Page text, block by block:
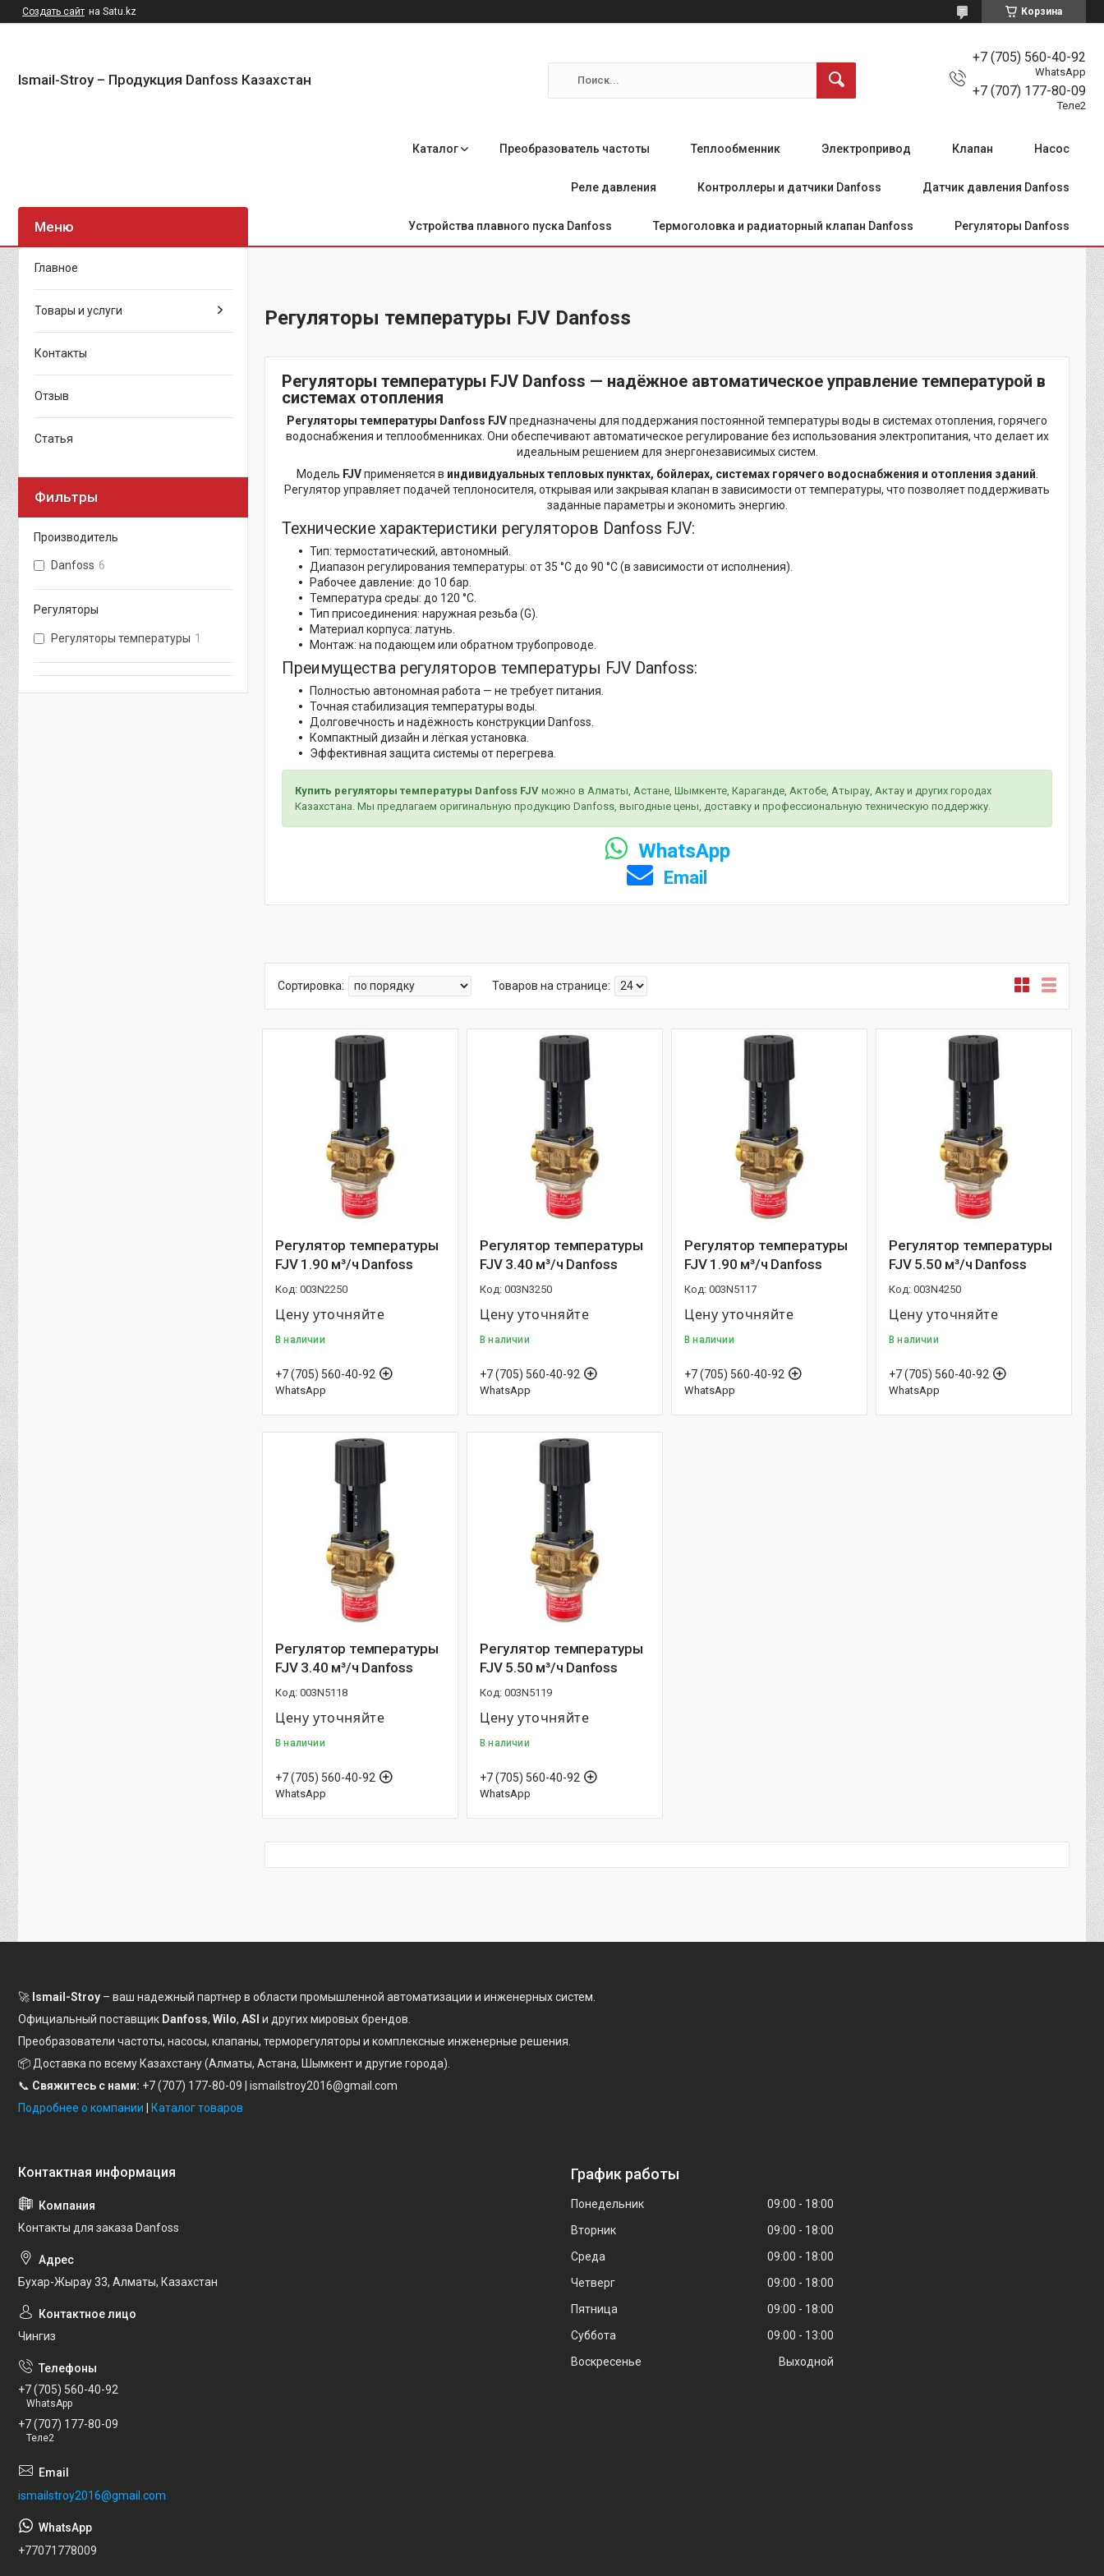
Создать сайт на Satu.kz Корзина
Ismail-Stroy – Продукция Danfoss Казахстан
+7 (705) 560-40-92
WhatsApp
+7 (707) 177-80-09
Теле2
Каталог Преобразователь частоты Теплообменник Электропривод Клапан Насос
Реле давления Контроллеры и датчики Danfoss Датчик давления Danfoss
Устройства плавного пуска Danfoss Термоголовка и радиаторный клапан Danfoss Регуляторы Danfoss
Регуляторы температуры FJV Danfoss
Регуляторы температуры FJV Danfoss — надёжное автоматическое управление температурой в
системах отопления
Регуляторы температуры Danfoss FJVпредназначены для поддержания постоянной температуры воды в системах отопления, горячего
водоснабжения и теплообменниках. Они обеспечивают автоматическое регулирование без использования электропитания, что делает их
идеальным решением для энергонезависимых систем.
Модель FJVприменяется в индивидуальных тепловых пунктах, бойлерах, системах горячего водоснабжения и отопления зданий
Регулятор управляет подачей теплоносителя, открывая или закрывая клапан в зависимости от температуры, что позволяет поддерживать
заданные параметры и экономить энергию.
Технические характеристики регуляторов Danfoss FJV:
Тип: термостатический, автономный.
Диапазон регулирования температуры: от 35 °C до 90 °C (в зависимости от исполнения).
Рабочее давление: до 10 бар.
Температура среды: до 120 °C.
Тип присоединения: наружная резьба (G).
Материал корпуса: латунь.
Монтаж: на подающем или обратном трубопроводе.
Преимущества регуляторов температуры FJV Danfoss:
Полностью автономная работа — не требует питания.
Точная стабилизация температуры воды.
Долговечность и надёжность конструкции Danfoss.
Компактный дизайн и лёгкая установка.
Эффективная защита системы от перегрева.
Купить регуляторы температуры Danfoss FJV можно в Алматы, Астане, Шымкенте, Караганде, Актобе, Атырау, Актау и других городах
Казахстана. Мы предлагаем оригинальную продукцию Danfoss, выгодные цены, доставку и профессиональную техническую поддержку.
WhatsApp
Email
Регулятор температуры
FJV 1.90 м³/ч Danfoss
003N2250
Цену уточняйте
В наличии
+7 (705) 560-40-92
WhatsApp
Регулятор температуры
FJV 3.40 м³/ч Danfoss
003N3250
Цену уточняйте
В наличии
+7 (705) 560-40-92
WhatsApp
Регулятор температуры
FJV 1.90 м³/ч Danfoss
003N5117
Цену уточняйте
В наличии
+7 (705) 560-40-92
WhatsApp
Регулятор температуры
FJV 5.50 м³/ч Danfoss
003N4250
Цену уточняйте
В наличии
+7 (705) 560-40-92
WhatsApp
Регулятор температуры
FJV 3.40 м³/ч Danfoss
003N5118
Цену уточняйте
В наличии
+7 (705) 560-40-92
WhatsApp
Регулятор температуры
FJV 5.50 м³/ч Danfoss
003N5119
Цену уточняйте
В наличии
+7 (705) 560-40-92
WhatsApp
Главное
Товары и услуги
Контакты
Отзыв
Статья
Фильтры
Производитель
Danfoss 6
Регуляторы
Регуляторы температуры 1
🚀 Ismail-Stroy – ваш надежный партнер в области промышленной автоматизации и инженерных систем.
Официальный поставщик Danfoss, Wilo, ASI и других мировых брендов.
Преобразователи частоты, насосы, клапаны, терморегуляторы и комплексные инженерные решения.
📦 Доставка по всему Казахстану (Алматы, Астана, Шымкент и другие города).
📞 Свяжитесь с нами: +7 (707) 177-80-09 | ismailstroy2016@gmail.com
Подробнее о компании | Каталог товаров
Контакты для заказа Danfoss
Бухар-Жырау 33, Алматы, Казахстан
Чингиз
+7 (705) 560-40-92
WhatsApp
+7 (707) 177-80-09
Теле2
ismailstroy2016@gmail.com
+77071778009
График работы
Понедельник 09:00
18:00
Вторник
09:00
18:00
Среда
09:00
18:00
Четверг
09:00
18:00
Пятница
09:00
18:00
Суббота
09:00
13:00
Воскресенье
Выходной